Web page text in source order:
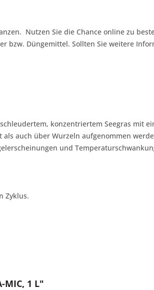
Nutzen Sie die Chance online zu
bzw. Düngemittel. Sollten Sie weitere
konzentriertem Seegras mit
auch über Wurzeln aufgenommen
und
Zyklus.
1 L"